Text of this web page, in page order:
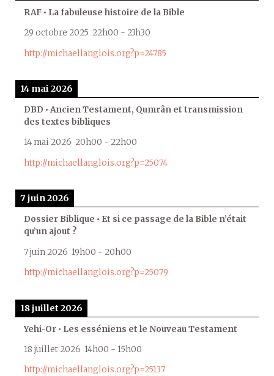
RAF • La fabuleuse histoire de la Bible
29 octobre 2025 22h00 - 23h30
http://michaellanglois.org?p=24785
14 mai 2026
DBD • Ancien Testament, Qumrân et transmission
des textes bibliques
14 mai 2026 20h00 - 22h00
http://michaellanglois.org?p=25074
7 juin 2026
Dossier Biblique • Et si ce passage de la Bible n’était
qu’un ajout ?
7 juin 2026 19h00 - 20h00
http://michaellanglois.org?p=25079
18 juillet 2026
Yehi-Or • Les esséniens et le Nouveau Testament
18 juillet 2026 14h00 - 15h00
http://michaellanglois.org?p=25137